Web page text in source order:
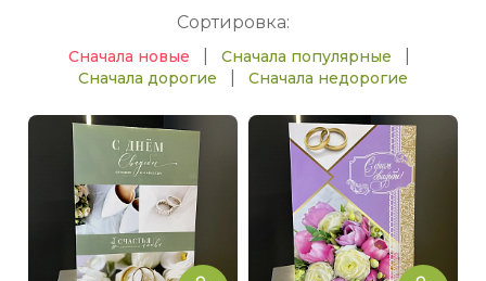
Сортировка:
Сначала новые Сначала популярные
Сначала дорогие Сначала недорогие